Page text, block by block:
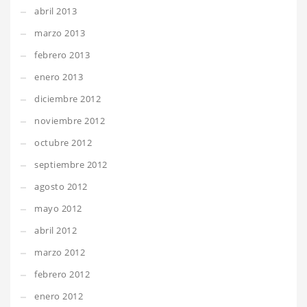
abril 2013
marzo 2013
febrero 2013
enero 2013
diciembre 2012
noviembre 2012
octubre 2012
septiembre 2012
agosto 2012
mayo 2012
abril 2012
marzo 2012
febrero 2012
enero 2012